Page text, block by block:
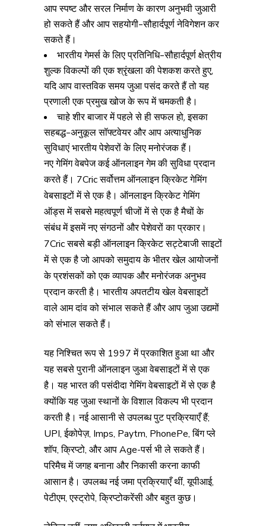
आप स्पष्ट और सरल निर्माण के कारण अनुभवी जुआरी
हो सकते हैं और आप सहयोगी-सौहार्दपूर्ण नेविगेशन कर
सकते हैं।
भारतीय गेमर्स के लिए प्रतिनिधि-सौहार्दपूर्ण क्षेत्रीय
शुल्क विकल्पों की एक श्रृंखला की पेशकश करते हुए,
यदि आप वास्तविक समय जुआ पसंद करते हैं तो यह
प्रणाली एक प्रमुख खोज के रूप में चमकती है।
चाहे शीर बाजार में पहले से ही सफल हो, इसका
सहबद्ध-अनुकूल सॉफ्टवेयर और आप अत्याधुनिक
सुविधाएं भारतीय पेशेवरों के लिए मनोरंजक हैं।
नए गेमिंग वेबपेज कई ऑनलाइन गेम की सुविधा प्रदान
करते हैं। 7Cric सर्वोत्तम ऑनलाइन क्रिकेट गेमिंग
वेबसाइटों में से एक है। ऑनलाइन क्रिकेट गेमिंग
ऑड्स में सबसे महत्वपूर्ण चीजों में से एक है मैचों के
संबंध में इसमें नए संगठनों और पेशेवरों का प्रकार।
7Cric सबसे बड़ी ऑनलाइन क्रिकेट सट्टेबाजी साइटों
में से एक है जो आपको समुदाय के भीतर खेल आयोजनों
के प्रशंसकों को एक व्यापक और मनोरंजक अनुभव
प्रदान करती है। भारतीय अपतटीय खेल वेबसाइटों
वाले आम दांव को संभाल सकते हैं और आप जुआ उद्यमों
को संभाल सकते हैं।
यह निश्चित रूप से 1997 में प्रकाशित हुआ था और
यह सबसे पुरानी ऑनलाइन जुआ वेबसाइटों में से एक
है। यह भारत की पसंदीदा गेमिंग वेबसाइटों में से एक है
क्योंकि यह जुआ स्थानों के विशाल विकल्प भी प्रदान
करती है। नई आसानी से उपलब्ध पुट प्रक्रियाएँ हैं;
UPI, ईकोपेज़, Imps, Paytm, PhonePe, बिंग प्ले
शॉप, क्रिप्टो, और आप Age-पर्स भी ले सकते हैं।
परिमैच में जगह बनाना और निकासी करना काफी
आसान है। उपलब्ध नई जमा प्रक्रियाएँ थीं, यूपीआई,
पेटीएम, एस्ट्रोपे, क्रिप्टोकरेंसी और बहुत कुछ।